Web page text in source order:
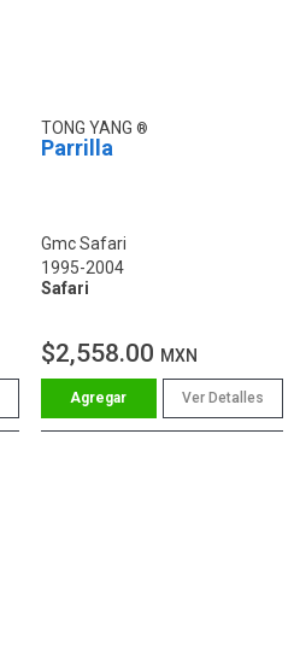
TONG YANG
Parrilla
Gmc Safari
1995-2004
Safari
$2,558.00 MXN
Ver Detalles